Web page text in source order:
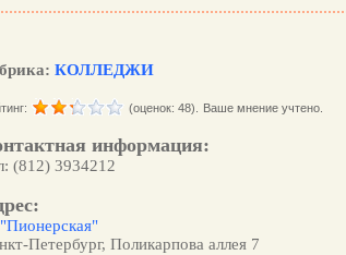
КОЛЛЕДЖИ
(оценок: 48). Ваше мнение учтено.
информация:
(812) 3934212
Петербург, Поликарпова аллея 7